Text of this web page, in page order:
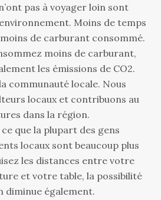
pas à voyager loin sont
Moins de temps
de carburant consommé.
moins de carburant,
les émissions de CO2.
communauté locale. Nous
locaux et contribuons au
dans la région.
que la plupart des gens
locaux sont beaucoup plus
les distances entre votre
et votre table, la possibilité
diminue également.